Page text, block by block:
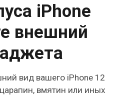
iPhone
внешний
вид вашего iPhone 12
вмятин или иных